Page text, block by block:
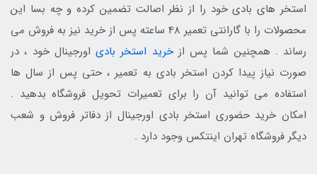
استخر های بادی خود را از نظر اصالت تضمین کرده و چه بسا این
محصولات را با گارانتی تعمیر 48 ساعته پس از خرید نیز به فروش می
رساند . همچنین شما پس ازخرید استخر بادی اورجینال خود ، در
صورت نیاز پیدا کردن استخر بادی به تعمیر ، حتی پس از سال ها
استفاده می توانید آن را برای تعمیرات تحویل فروشگاه بدهید .
امکان خرید حضوری استخر بادی اورجینال از دفاتر فروش و شعب
دیگر فروشگاه تهران اینتکس وجود دارد .